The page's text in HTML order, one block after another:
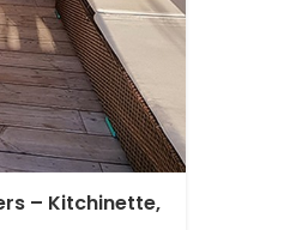
– Kitchinette,